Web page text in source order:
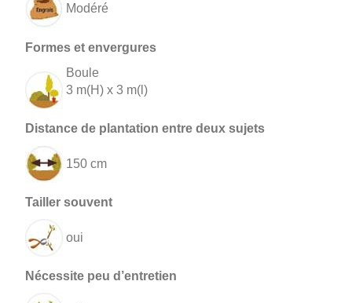
Modéré
Boule
3 m(H) x 3 m(l)
150 cm
oui